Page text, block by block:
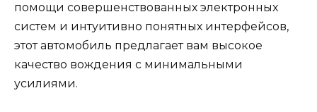
помощи совершенствованных электронных
систем и интуитивно понятных интерфейсов,
этот автомобиль предлагает вам высокое
качество вождения с минимальными
усилиями.